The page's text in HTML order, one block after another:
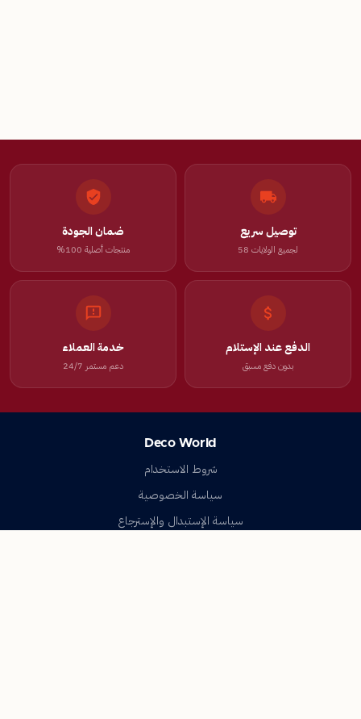
توصيل سريع
لجميع الولايات 58
ضمان الجودة
منتجات أصلية 100%
الدفع عند الإستلام
بدون دفع مسبق
خدمة العملاء
دعم مستمر 24/7
Deco World
شروط الاستخدام
سياسة الخصوصية
سياسة الإستبدال والإسترجاع